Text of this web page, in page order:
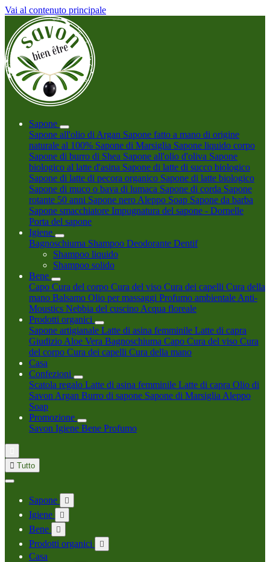
Vai al contenuto principale
Sapone
Sapone all'olio di Argan Sapone fatto a mano di origine
naturale al 100% Sapone di Marsiglia Sapone liquido corpo
Sapone di burro di Shea Sapone all'olio d'oliva Sapone
biologico al latte d'asina Sapone di latte di succo biologico
Sapone di latte di pecora organico Sapone di latte biologico
Sapone di muco o bava di lumaca Sapone di corda Sapone
rotante 50 anni Sapone nero Aleppo Soap Sapone da barba
Sapone smacchiatore Impugnatura del sapone - Dornelle
Porta del sapone
Igiene
Bagnoschiuma Shampoo Deodorante Dentif
Shampoo liquido
Shampoo solido
Bene
Capo Cura del corpo Cura del viso Cura dei capelli Cura della
mano Balsamo Olio per massaggi Profumo ambientale Anti-
Moustics Nebbia del cuscino Acqua floreale
Prodotti organici
Sapone artigianale Latte di asina femminile Latte di capra
Giudizio Aloe Vera Bagnoschiuma Capo Cura del viso Cura
del corpo Cura dei capelli Cura della mano
Casa
Confezioni
Scatola regalo Latte di asina femminile Latte di capra Olio di
Savon Argan Burro di sapone Sapone di Marsiglia Aleppo
Soap
Promozione
Savon Igiene Bene Profumo
 Tutto
Sapone 
Igiene 
Bene 
Prodotti organici 
Casa